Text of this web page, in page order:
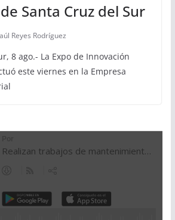
Santa Cruz del Sur
Reyes Rodríguez
8 ago.- La Expo de Innovación
este viernes en la Empresa